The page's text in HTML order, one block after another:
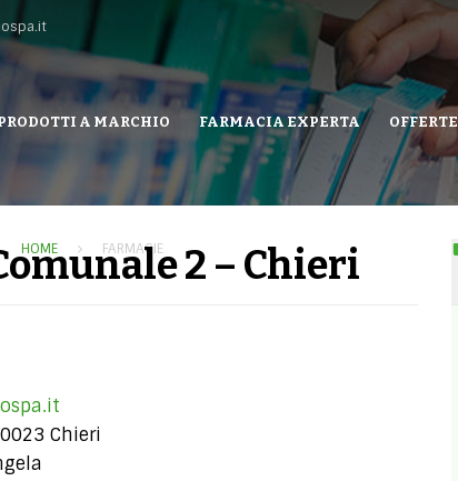
A MARCHIO FARMACIA EXPERTA OFFERTE
HOME FARMACIE 2 – Chieri
Chieri